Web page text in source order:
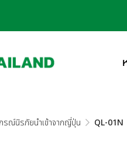
รณ์นิรภัยนำเข้าจากญี่ปุ่น QL-01N